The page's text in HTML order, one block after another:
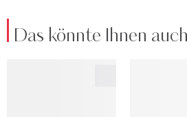
Das könnte Ihnen